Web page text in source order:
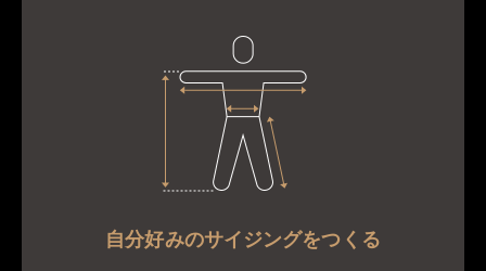
自分好みのサイジングをつくる